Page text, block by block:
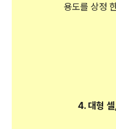
용도를 상정
4. 대형